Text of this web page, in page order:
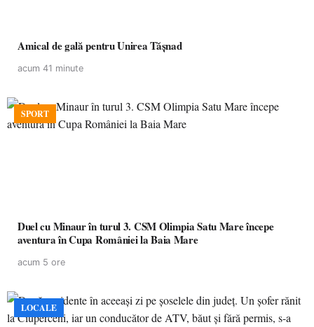
Amical de gală pentru Unirea Tășnad
acum 41 minute
SPORT
Duel cu Minaur în turul 3. CSM Olimpia Satu Mare începe
aventura în Cupa României la Baia Mare
acum 5 ore
LOCALE